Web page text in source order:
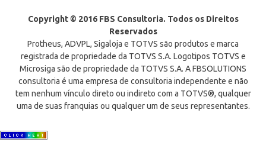
Copyright © 2016 FBS Consultoria. Todos os Direitos
Reservados
Protheus, ADVPL, Sigaloja e TOTVS são produtos e marca
registrada de propriedade da TOTVS S.A. Logotipos TOTVS e
Microsiga são de propriedade da TOTVS S.A. A FBSOLUTIONS
consultoria é uma empresa de consultoria independente e não
tem nenhum vínculo direto ou indireto com a TOTVS®, qualquer
uma de suas franquias ou qualquer um de seus representantes.